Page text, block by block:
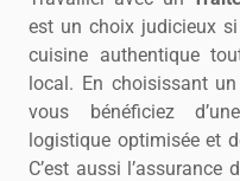
est un choix judicieux
cuisine authentique
local. En choisissant
vous bénéficiez
logistique optimisée et
C’est aussi l’assurance